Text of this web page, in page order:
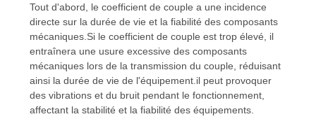
DEVIS
PLAN
SITE
Tout d'abord, le coefficient de couple a une incidence
directe sur la durée de vie et la fiabilité des composants
mécaniques.Si le coefficient de couple est trop élevé, il
entraînera une usure excessive des composants
mécaniques lors de la transmission du couple, réduisant
ainsi la durée de vie de l'équipement.il peut provoquer
des vibrations et du bruit pendant le fonctionnement,
affectant la stabilité et la fiabilité des équipements.